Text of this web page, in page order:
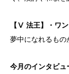
【Ⅴ 法王】・ワ
夢中になれるもの
今月のインタビュ